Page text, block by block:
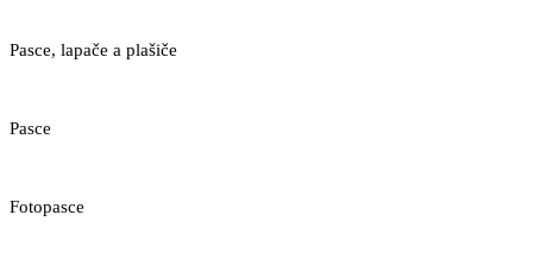
Pasce, lapače a plašiče
Pasce
Fotopasce